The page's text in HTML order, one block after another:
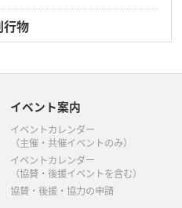
行物
イベント案内
イベントカレンダー
（主催・共催イベントのみ）
イベントカレンダー
（協賛・後援イベントを含む）
協賛・後援・協力の申請